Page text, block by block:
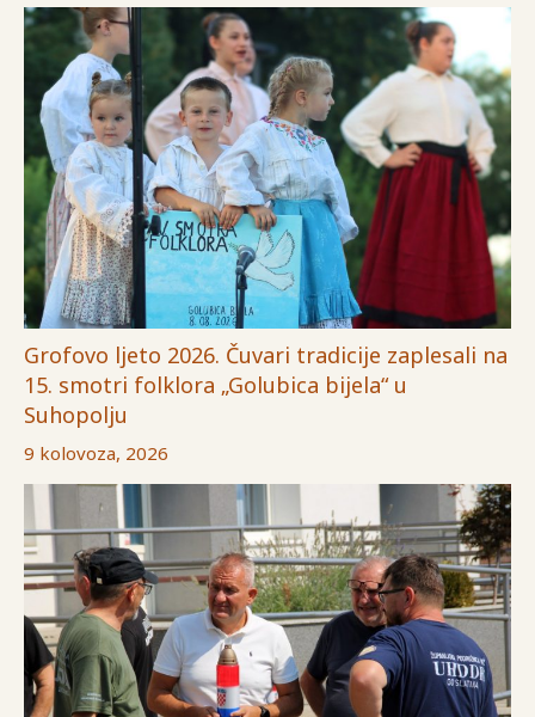
Grofovo ljeto 2026. Čuvari tradicije zaplesali na
15. smotri folklora „Golubica bijela“ u
Suhopolju
9 kolovoza, 2026